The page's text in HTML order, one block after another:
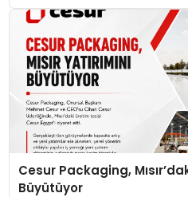
Cesur Packaging,
Büyütüyor